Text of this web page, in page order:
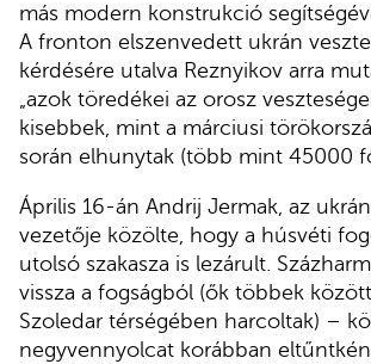
más modern konstrukció
A fronton elszenvedett ukrán
kérdésére utalva Reznyikov arra
„azok töredékei az orosz
kisebbek, mint a márciusi
során elhunytak (több mint 45000
Április 16-án Andrij Jermak, az
vezetője közölte, hogy a húsvéti
utolsó szakasza is lezárult.
vissza a fogságból (ők többek
Szoledar térségében harcoltak) –
negyvennyolcat korábban